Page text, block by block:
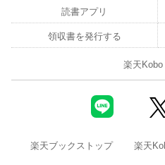
読書アプリ
領収書を発行する
楽天
楽天ブックストップ 楽天